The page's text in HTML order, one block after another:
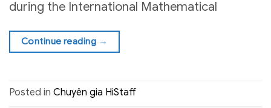
during the International Mathematical
Continue reading →
Posted in Chuyên gia HiStaff